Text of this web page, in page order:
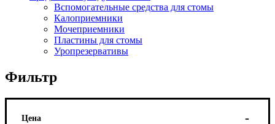
Вспомогательные средства для стомы
Калоприемники
Мочеприемники
Пластины для стомы
Уропрезервативы
Фильтр
Цена